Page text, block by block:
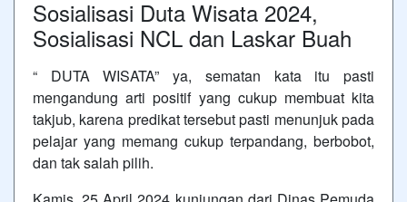
Sosialisasi Duta Wisata 2024,
Sosialisasi NCL dan Laskar Buah
“ DUTA WISATA” ya, sematan kata itu pasti
mengandung arti positif yang cukup membuat kita
takjub, karena predikat tersebut pasti menunjuk pada
pelajar yang memang cukup terpandang, berbobot,
dan tak salah pilih.